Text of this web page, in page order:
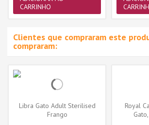
CARRINHO
Clientes que compraram este
compraram:
Libra Gato Adult Sterilised
Frango
Royal